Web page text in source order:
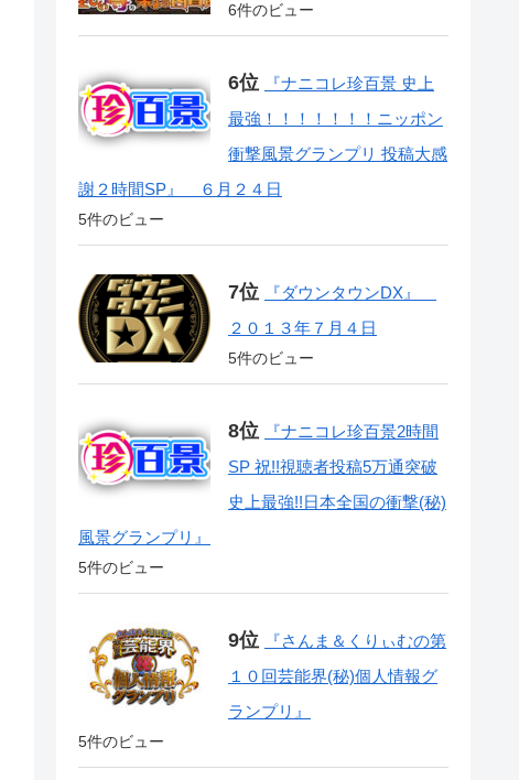
6件のビュー
『ナニコレ珍百景 史上
最強！！！！！！！ニッポン
衝撃風景グランプリ 投稿大感
謝２時間SP』 ６月２４日
5件のビュー
『ダウンタウンDX』
２０１３年７月４日
5件のビュー
『ナニコレ珍百景2時間
SP 祝!!視聴者投稿5万通突破
史上最強!!日本全国の衝撃(秘)
風景グランプリ』
5件のビュー
『さんま＆くりぃむの第
１０回芸能界(秘)個人情報グ
ランプリ』
5件のビュー